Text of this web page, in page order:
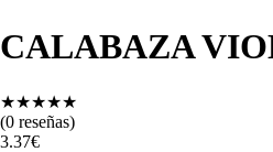
CALABAZA
★★★★★
(0 reseñas)
3.37€